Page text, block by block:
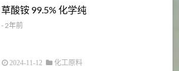
草酸铵 99.5% 化学纯
- 2年前
2024-11-12 化工原料